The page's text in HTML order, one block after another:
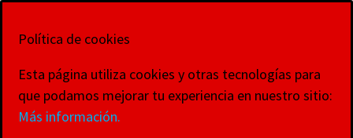
La Voz de las
Política de cookies
Esta página utiliza cookies y otras tecnologías para
que podamos mejorar tu experiencia en nuestro sitio:
Más información.